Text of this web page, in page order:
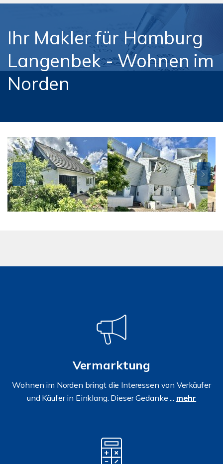
Ihr Makler für Hamburg
Langenbek - Wohnen im
Norden
Vermarktung
Wohnen im Norden bringt die Interessen von Verkäufer
und Käufer in Einklang. Dieser Gedanke ... mehr